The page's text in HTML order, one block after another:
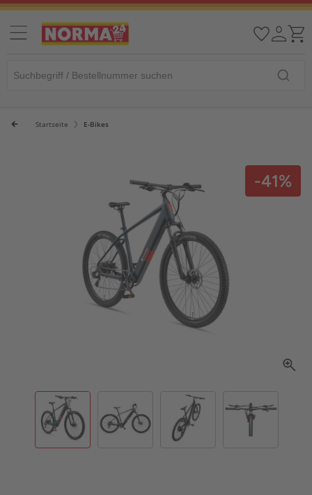
Startseite E-Bikes
-41%